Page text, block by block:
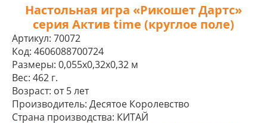
Настольная игра «Рикошет Дартс»
серия Aктив time (круглое поле)
Артикул: 70072
Код: 4606088700724
Размеры: 0,055x0,32x0,32 м
Вес: 462 г.
Возраст: от 5 лет
Производитель: Десятое Королевство
Страна производства: КИТАЙ